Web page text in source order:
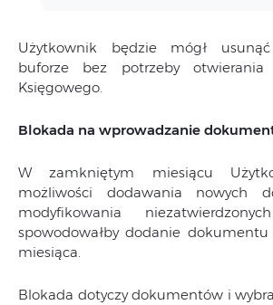
Użytkownik będzie mógł
buforze bez potrzeby otwierania
Księgowego.
Blokada na wprowadzanie
W zamkniętym miesiącu
możliwości dodawania nowych
modyfikowania
spowodowałby dodanie
miesiąca.
Blokada dotyczy dokumentów i